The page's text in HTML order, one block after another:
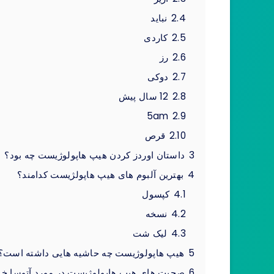
2.4 نباید
2.5 کاردی
2.6 رز
2.7 دوکی
2.8 12 سال پیش
2.9
5am
2.10 قرص
3 داستان اوردز کردن هیپ هاپولوژیست چه بود؟
4 بهترین آلبوم های هیپ هاپولژیست کدامند؟
4.1 کپسول
4.2 نسخه
4.3 لیک شت
5 هیپ هاپولوژیست چه حاشیه هایی داشته